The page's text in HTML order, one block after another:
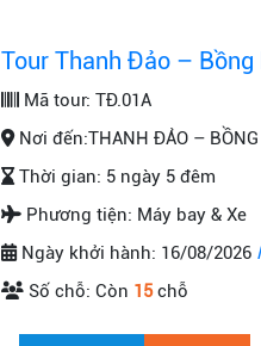
Tour Thanh Đảo –
Mã tour: TĐ.01A
Nơi đến:THANH ĐẢO –
Thời gian: 5 ngày 5 đêm
Phương tiện: Máy bay & Xe
Ngày khởi hành: 16/08/2026
Số chỗ: Còn 15chỗ